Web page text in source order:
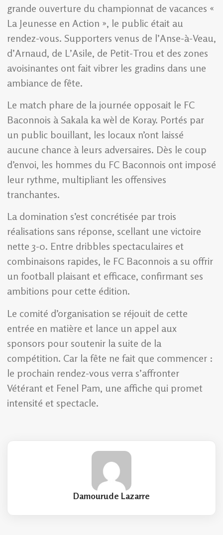
grande ouverture du championnat de vacances «
La Jeunesse en Action », le public était au
rendez-vous. Supporters venus de l’Anse-à-Veau,
d’Arnaud, de L’Asile, de Petit-Trou et des zones
avoisinantes ont fait vibrer les gradins dans une
ambiance de fête.
Le match phare de la journée opposait le FC
Baconnois à Sakala ka wèl de Koray. Portés par
un public bouillant, les locaux n’ont laissé
aucune chance à leurs adversaires. Dès le coup
d’envoi, les hommes du FC Baconnois ont imposé
leur rythme, multipliant les offensives
tranchantes.
La domination s’est concrétisée par trois
réalisations sans réponse, scellant une victoire
nette 3-0. Entre dribbles spectaculaires et
combinaisons rapides, le FC Baconnois a su offrir
un football plaisant et efficace, confirmant ses
ambitions pour cette édition.
Le comité d’organisation se réjouit de cette
entrée en matière et lance un appel aux
sponsors pour soutenir la suite de la
compétition. Car la fête ne fait que commencer :
le prochain rendez-vous verra s’affronter
Vétérant et Fenel Pam, une affiche qui promet
intensité et spectacle.
Damourude Lazarre